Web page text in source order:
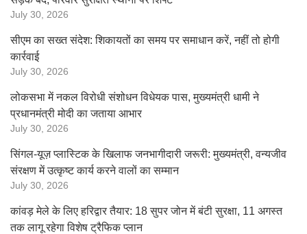
July 30, 2026
सीएम का सख्त संदेश: शिकायतों का समय पर समाधान करें, नहीं तो होगी
कार्रवाई
July 30, 2026
लोकसभा में नकल विरोधी संशोधन विधेयक पास, मुख्यमंत्री धामी ने
प्रधानमंत्री मोदी का जताया आभार
July 30, 2026
सिंगल-यूज़ प्लास्टिक के खिलाफ जनभागीदारी जरूरी: मुख्यमंत्री, वन्यजीव
संरक्षण में उत्कृष्ट कार्य करने वालों का सम्मान
July 30, 2026
कांवड़ मेले के लिए हरिद्वार तैयार: 18 सुपर जोन में बंटी सुरक्षा, 11 अगस्त
तक लागू रहेगा विशेष ट्रैफिक प्लान